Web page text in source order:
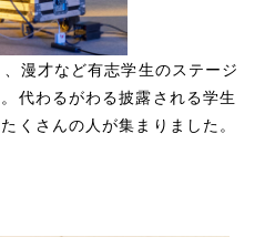
漫才など有志学生のステージ
代わるがわる披露される学生
くさんの人が集まりました。